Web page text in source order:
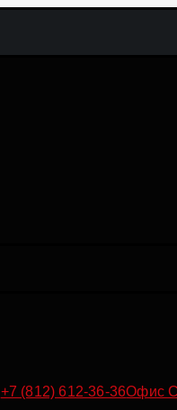
+7 (812) 612-36-36Офис